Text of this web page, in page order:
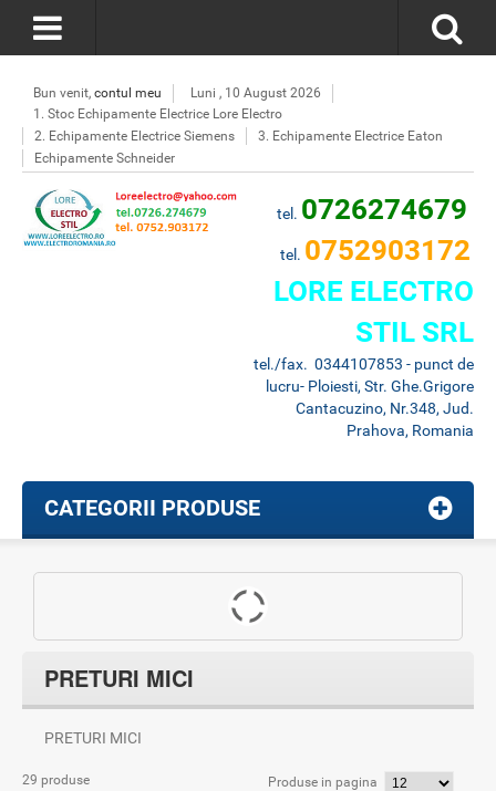
Bun venit, contul meu
Luni , 10 August 2026
1. Stoc Echipamente Electrice Lore Electro
2. Echipamente Electrice Siemens
3. Echipamente Electrice Eaton
Echipamente Schneider
tel. 0726274679
tel. 0752903172
LORE ELECTRO
STIL SRL
tel./fax. 0344107853 - punct de
lucru- Ploiesti, Str. Ghe.Grigore
Cantacuzino, Nr.348, Jud.
Prahova, Romania
CATEGORII PRODUSE
PRETURI MICI
PRETURI MICI
29 produse Produse in pagina